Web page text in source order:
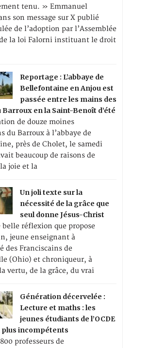
tenu. » Emmanuel
son message sur X publié
de l’adoption par l’Assemblée
la loi Falorni instituant le droit
Reportage : L’abbaye de
Bellefontaine en Anjou est
passée entre les mains des
Barroux en la Saint-Benoît d’été
de douze moines
du Barroux à l’abbaye de
près de Cholet, le samedi
beaucoup de raisons de
joie et la
Un joli texte sur la
nécessité de la grâce que
seul donne Jésus-Christ
belle réflexion que propose
jeune enseignant à
des Franciscains de
(Ohio) et chroniqueur, à
vertu, de la grâce, du vrai
Génération décervelée :
Lecture et maths : les
jeunes étudiants de l’OCDE
plus incompétents
professeurs de